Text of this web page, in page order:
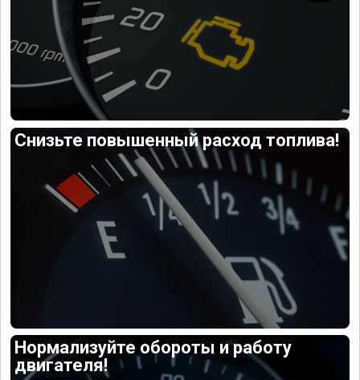
Снизьте повышенный расход топлива!
Нормализуйте обороты и работу
двигателя!